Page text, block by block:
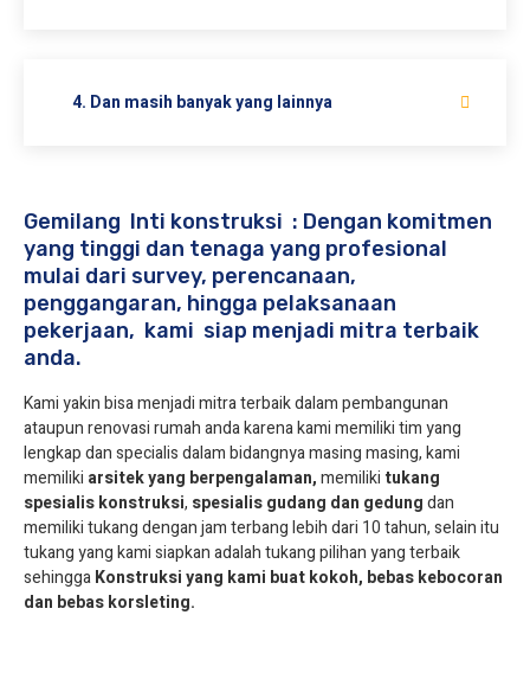
4. Dan masih banyak yang lainnya
Gemilang Inti konstruksi : Dengan komitmen
yang tinggi dan tenaga yang profesional
mulai dari survey, perencanaan,
penggangaran, hingga pelaksanaan
pekerjaan, kami siap menjadi mitra terbaik
anda.
Kami yakin bisa menjadi mitra terbaik dalam pembangunan
ataupun renovasi rumah anda karena kami memiliki tim yang
lengkap dan specialis dalam bidangnya masing masing, kami
memiliki arsitek yang berpengalaman,memiliki tukang
spesialiskonstruksi, spesialis gudang dan gedungdan
memiliki tukang dengan jam terbang lebih dari 10 tahun, selain itu
tukang yang kami siapkan adalah tukang pilihan yang terbaik
sehinggaKonstruksi yang kami buat kokoh, bebas kebocoran
dan bebas korsleting.